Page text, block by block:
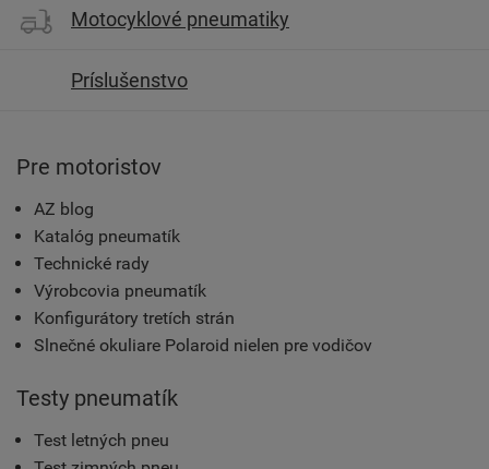
Motocyklové pneumatiky
Príslušenstvo
Pre motoristov
AZ blog
Katalóg pneumatík
Technické rady
Výrobcovia pneumatík
Konfigurátory tretích strán
Slnečné okuliare Polaroid nielen pre vodičov
Testy pneumatík
Test letných pneu